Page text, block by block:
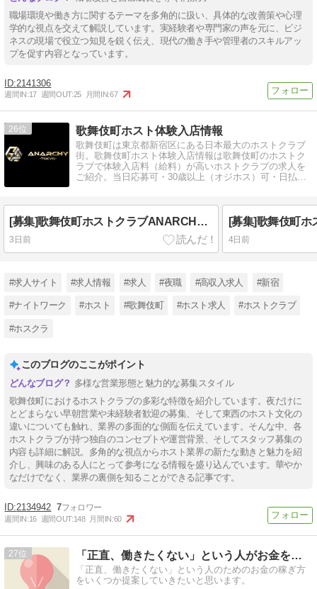
職場環境や働き方に関するテーマを多角的に扱い、具体的な改善策や心理
学的な視点を交えて解説しています。実経験者や専門家の声を元に、ビジ
ネスの現場で役立つ知見を鋭く伝え、現代の働き手や管理者のスキルアッ
プを促す内容となっています。
2141306
週間IN:17 週間OUT:25 月間IN:67
26 歌舞伎町ホスト体験入店情報
歌舞伎町は東京都新宿区にある日本最大のホストクラブ
街。歌舞伎町ホスト体験入店情報は歌舞伎町のホストク
ラブで体験入店料（給料）が高いホストクラブの求人を
ご紹介。当日応募可・30歳以上（オジホス）可・日払
[募集]歌舞伎町ホストクラブANARCHY TOKYOの求人情報
3日前 4日前
#求人サイト #求人情報 #求人 #夜職 #高収入求人 #新宿
#ナイトワーク #ホスト #歌舞伎町 #ホスト求人 #ホストクラブ
#ホスクラ
このブログのここがポイント
多様な営業形態と魅力的な募集スタイル
歌舞伎町におけるホストクラブの多彩な特徴を紹介しています。夜だけに
とどまらない早朝営業や未経験者歓迎の募集、そして東西のホスト文化の
違いについても触れ、業界の多面的な側面を伝えています。そんな中、各
ホストクラブが持つ独自のコンセプトや運営背景、そしてスタッフ募集の
内容も詳細に解説。多角的な視点からホスト業界の新たな動きと魅力を紹
介し、興味のある人にとって参考になる情報を盛り込んでいます。華やか
なだけでなく、業界の裏側を知ることができる記事です。
2134942 7
週間IN:16 週間OUT:148 月間IN:60
27 「正直、働きたくない」という人がお金を稼ぐ方法
「正直、働きたくない」という人のためのお金の稼ぎ方
をいくつか提案していきたいと思います。